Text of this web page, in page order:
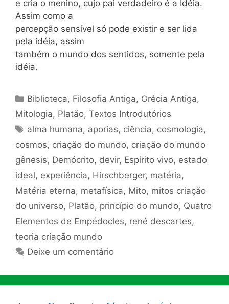
e cria o menino, cujo pai verdadeiro é a Idéia.
Assim como a
percepção sensível só pode existir e ser lida
pela idéia, assim
também o mundo dos sentidos, somente pela
idéia.
Categorias
Biblioteca, Filosofia Antiga, Grécia Antiga,
Mitologia, Platão, Textos Introdutórios
Tags
alma humana, aporias, ciência, cosmologia,
cosmos, criação do mundo, criação do mundo
gênesis, Demócrito, devir, Espírito vivo, estado
ideal, experiência, Hirschberger, matéria,
Matéria eterna, metafísica, Mito, mitos criação
do universo, Platão, princípio do mundo, Quatro
Elementos de Empédocles, rené descartes,
teoria criação mundo
Deixe um comentário